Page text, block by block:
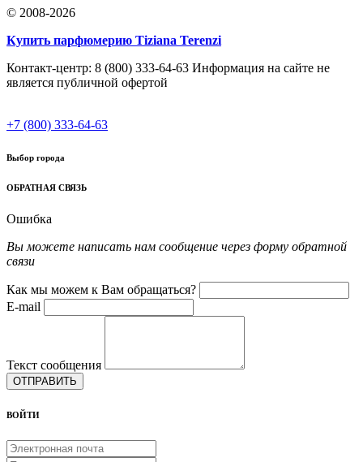
© 2008-2026
Купить парфюмерию Tiziana Terenzi
Контакт-центр: 8 (800) 333-64-63 Информация на сайте не
является публичной офертой
+7 (800) 333-64-63
Выбор города
ОБРАТНАЯ СВЯЗЬ
Ошибка
Вы можете написать нам сообщение через форму обратной
связи
Как мы можем к Вам обращаться?
E-mail
Текст сообщения
ОТПРАВИТЬ
ВОЙТИ